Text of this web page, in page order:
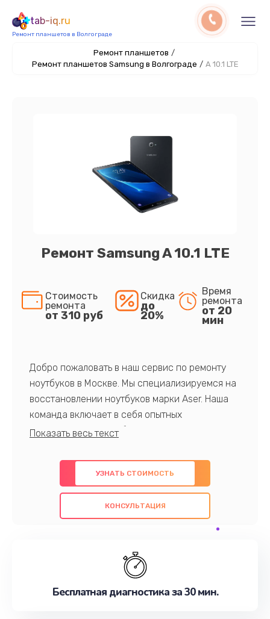
tab-iq.ru
Ремонт планшетов в Волгограде
Ремонт планшетов /
Ремонт планшетов Samsung в Волгограде / A 10.1 LTE
Ремонт Samsung A 10.1 LTE
Стоимость
ремонта
от 310 руб
Скидка
до
20%
Время
ремонта
от 20
мин
Добро пожаловать в наш сервис по ремонту
ноутбуков в Москве. Мы специализируемся на
восстановлении ноутбуков марки Aser. Наша
команда включает в себя опытных
профессионалов с обширными знаниями и
предлагаем быстрый и качественный ремонт с
использованием оригинальных компонентов, а
также гарантируем качество всех
проведенных работ. Наша цель - предоставить
наилучшим образом. Не медлите записаться на
УЗНАТЬ СТОИМОСТЬ
КОНСУЛЬТАЦИЯ
Бесплатная диагностика за 30 мин.